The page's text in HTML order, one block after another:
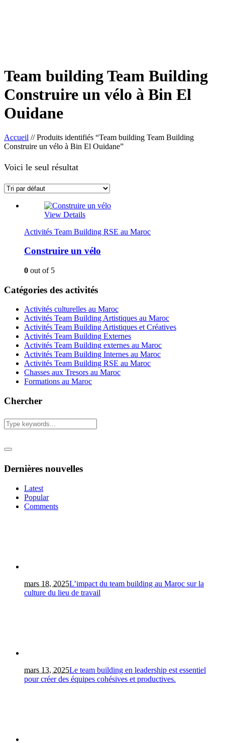
Team building Team Building
Construire un vélo à Bin El
Ouidane
Accueil //Produits identifiés “Team building Team Building
Construire un vélo à Bin El Ouidane”
Voici le seul résultat
View Details
Activités Team Building RSE au Maroc
Construire un vélo
0 out of 5
Catégories des activités
Activités culturelles au Maroc
Activités Team Building Artistiques au Maroc
Activités Team Building Artistiques et Créatives
Activités Team Building Externes
Activités Team Building externes au Maroc
Activités Team Building Internes au Maroc
Activités Team Building RSE au Maroc
Chasses aux Tresors au Maroc
Formations au Maroc
Chercher
Dernières nouvelles
Latest
Popular
Comments
mars 18, 2025L’impact du team building au Maroc sur la
culture du lieu de travail
mars 13, 2025Le team building en leadership est essentiel
pour créer des équipes cohésives et productives.